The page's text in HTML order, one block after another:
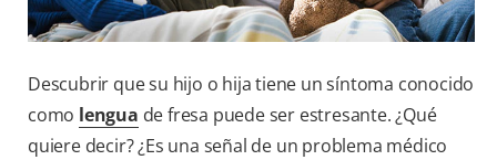
Descubrir que su hijo o hija tiene un síntoma conocido
como lengua de fresa puede ser estresante. ¿Qué
quiere decir? ¿Es una señal de un problema médico